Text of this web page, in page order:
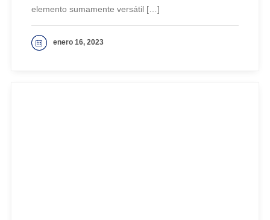
elemento sumamente versátil […]
enero 16, 2023
VER MAS